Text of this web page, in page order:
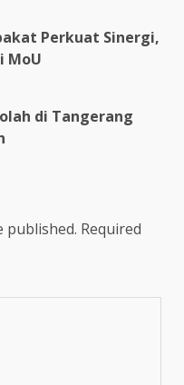
Perkuat Sinergi,
MoU
di Tangerang
published. Required